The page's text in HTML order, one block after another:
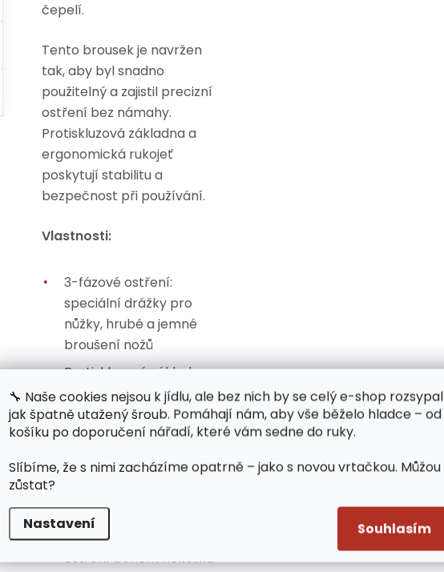
🔧 Naše cookies nejsou k jídlu, ale bez nich by se celý e-shop rozsypal
jak špatně utažený šroub. Pomáhají nám, aby vše běželo hladce – od
košíku po doporučení nářadí, které vám sedne do ruky.
Slíbíme, že s nimi zacházíme opatrně – jako s novou vrtačkou. Můžou
zůstat?
Nastavení Souhlasím
čepelí.
Tento brousek je navržen
tak, aby byl snadno
použitelný a zajistil precizní
ostření bez námahy.
Protiskluzová základna a
ergonomická rukojeť
poskytují stabilitu a
bezpečnost při používání.
Vlastnosti:
3-fázové ostření:
speciální drážky pro
nůžky, hrubé a jemné
broušení nožů
Protiskluzová základna
pro bezpečné použití
Ergonomická rukojeť pro
pohodlný úchop
Kompaktní rozměry
skladování
Rychlé a efektivní
ostření během několika